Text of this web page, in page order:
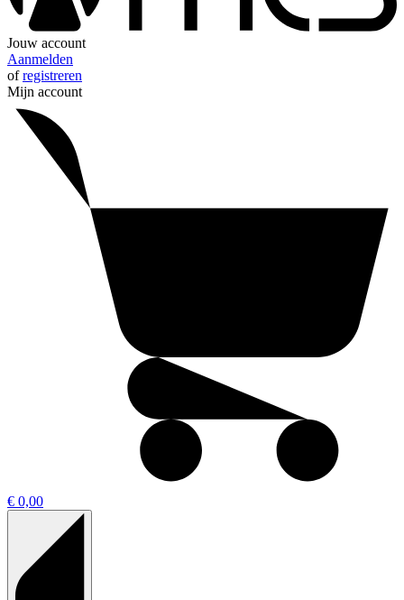
Jouw account
Aanmelden
ofregistreren
Mijn account
€ 0,00